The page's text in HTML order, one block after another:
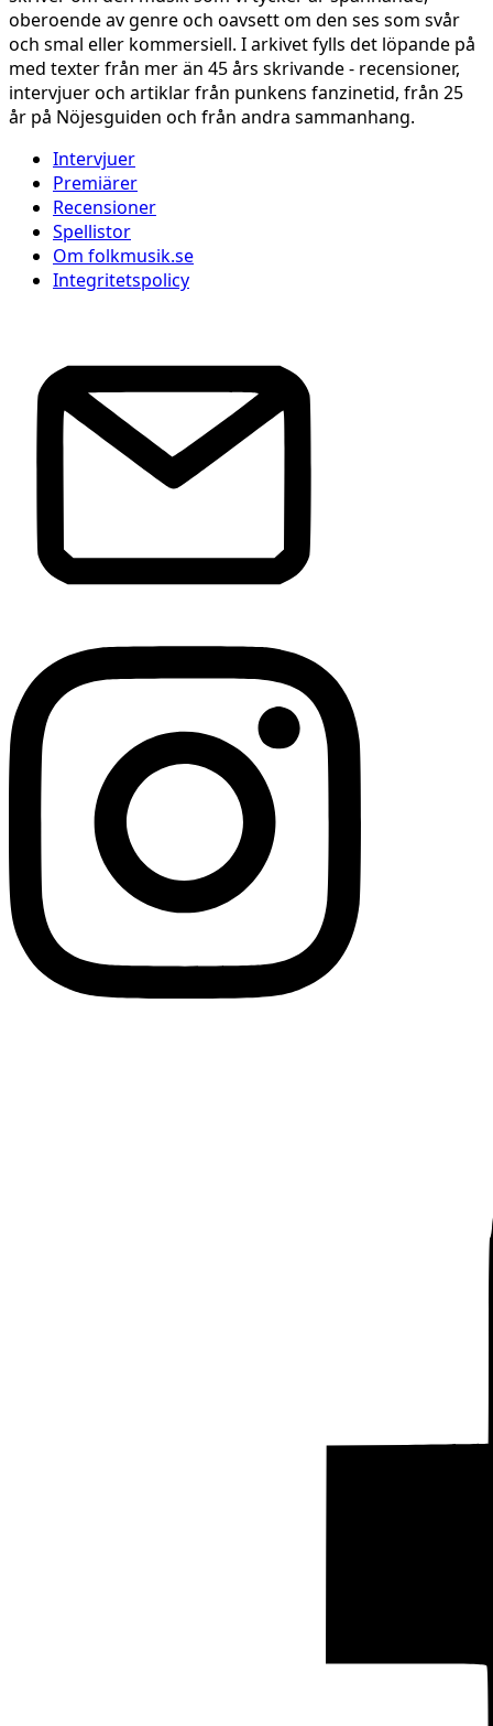
oberoende av genre och oavsett om den ses som svår
och smal eller kommersiell. I arkivet fylls det löpande på
med texter från mer än 45 års skrivande - recensioner,
intervjuer och artiklar från punkens fanzinetid, från 25
år på Nöjesguiden och från andra sammanhang.
Intervjuer
Premiärer
Recensioner
Spellistor
Om folkmusik.se
Integritetspolicy